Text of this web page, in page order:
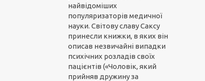
найвідоміших
популяризаторів медичної
науки. Світову славу Саксу
принесли книжки, в яких він
описав незвичайні випадки
психічних розладів своїх
пацієнтів («Чоловік, який
прийняв дружину за